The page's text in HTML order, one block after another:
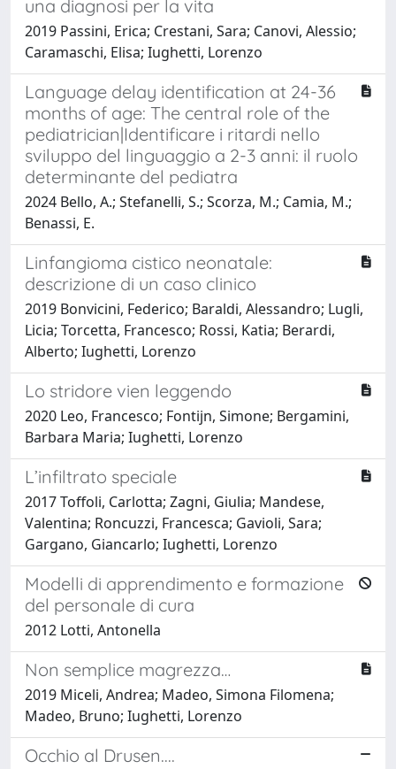
una diagnosi per la vita
2019 Passini, Erica; Crestani, Sara; Canovi, Alessio;
Caramaschi, Elisa; Iughetti, Lorenzo
Language delay identification at 24-36
months of age: The central role of the
pediatrician|Identificare i ritardi nello
sviluppo del linguaggio a 2-3 anni: il ruolo
determinante del pediatra
2024 Bello, A.; Stefanelli, S.; Scorza, M.; Camia, M.;
Benassi, E.
Linfangioma cistico neonatale:
descrizione di un caso clinico
2019 Bonvicini, Federico; Baraldi, Alessandro; Lugli,
Licia; Torcetta, Francesco; Rossi, Katia; Berardi,
Alberto; Iughetti, Lorenzo
Lo stridore vien leggendo
2020 Leo, Francesco; Fontijn, Simone; Bergamini,
Barbara Maria; Iughetti, Lorenzo
L’infiltrato speciale
2017 Toffoli, Carlotta; Zagni, Giulia; Mandese,
Valentina; Roncuzzi, Francesca; Gavioli, Sara;
Gargano, Giancarlo; Iughetti, Lorenzo
Modelli di apprendimento e formazione
del personale di cura
2012 Lotti, Antonella
Non semplice magrezza…
2019 Miceli, Andrea; Madeo, Simona Filomena;
Madeo, Bruno; Iughetti, Lorenzo
Occhio al Drusen....